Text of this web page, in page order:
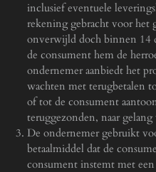
inclusief eventuele
rekening gebracht voor het
onverwijld doch binnen 14
de consument hem de
ondernemer aanbiedt het
wachten met terugbetalen
of tot de consument
teruggezonden, naar
De ondernemer gebruikt
betaalmiddel dat de
consument instemt met